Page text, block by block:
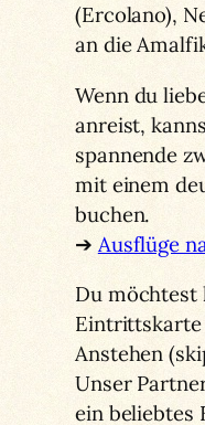
(Ercolano),
an die
Wenn du
anreist,
spannende
mit einem
buchen.
➔ Ausflüge
Du möchtest
Eintrittskarte
Anstehen
Unser
ein